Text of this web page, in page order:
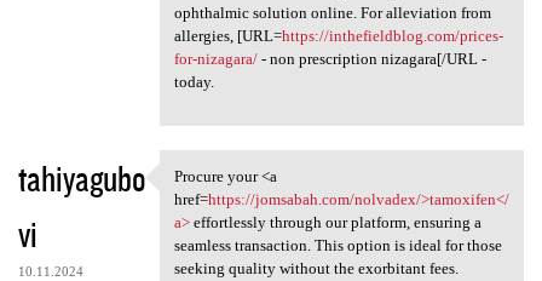
ophthalmic solution online. For alleviation from
allergies, [URL=https://inthefieldblog.com/prices-
for-nizagara/- non prescription nizagara[/URL -
today.
tahiyagubo
vi
10.11.2024
Procure your <a href=https:/
Procure your <a
href=https://jomsabah.com/nolvadex/>tamoxifen</
a>effortlessly through our platform, ensuring a
seamless transaction. This option is ideal for those
seeking quality without the exorbitant fees.